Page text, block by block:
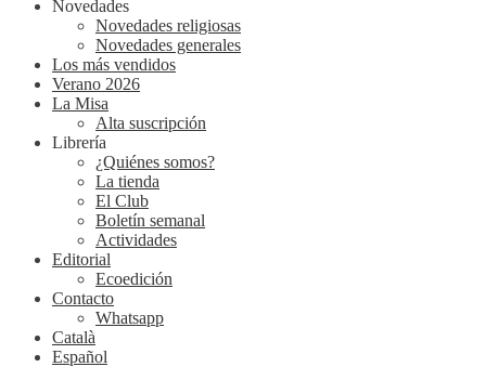
Novedades
Novedades religiosas
Novedades generales
Los más vendidos
Verano 2026
La Misa
Alta suscripción
Librería
¿Quiénes somos?
La tienda
El Club
Boletín semanal
Actividades
Editorial
Ecoedición
Contacto
Whatsapp
Català
Español